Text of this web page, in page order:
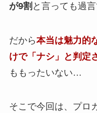
が9割 と言っても過
だから本当は魅力的
けで「ナシ」と判定
ももったいない…
そこで今回は、プロ